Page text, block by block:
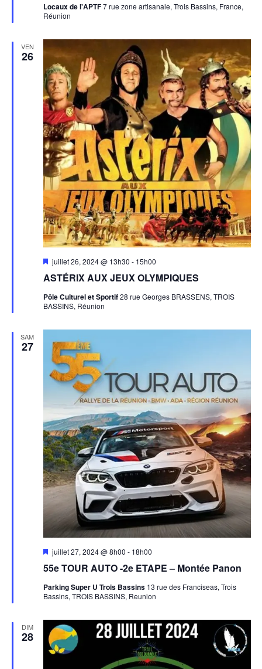
Locaux de l'APTF7 rue zone artisanale, Trois Bassins, France,
Réunion
VEN
26
ASTÉRIX AUX JEUX OLYMPIQUES
Mis
avant
juillet 26, 2024 @ 13h30 - 15h00
Pôle Culturel et Sportif28 rue Georges BRASSENS, TROIS
BASSINS, Réunion
SAM
27
55e TOUR AUTO -2e ETAPE – Montée Panon
Mis
avant
juillet 27, 2024 @ 8h00 - 18h00
Parking Super U Trois Bassins 13 rue des Franciseas, Trois
Bassins, TROIS BASSINS, Reunion
DIM
28